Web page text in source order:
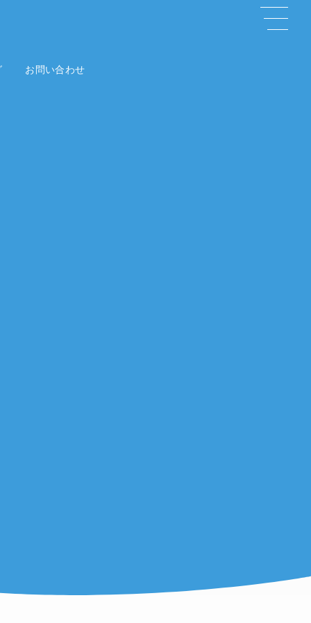
お問い合わせ
Contact